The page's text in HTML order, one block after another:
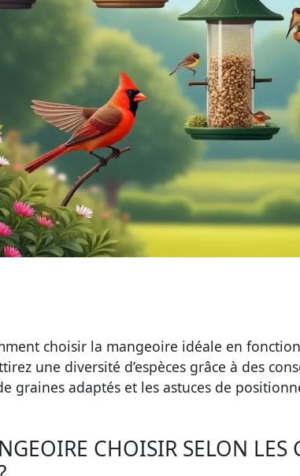
choisir la mangeoire idéale en
une diversité d’espèces grâce à des
graines adaptés et les astuces de
CHOISIR SELON LES